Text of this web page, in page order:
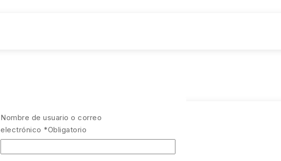
Nombre de usuario o correo
electrónico *Obligatorio